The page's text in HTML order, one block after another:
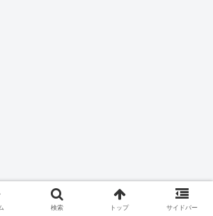
検索 トップ サイドバー